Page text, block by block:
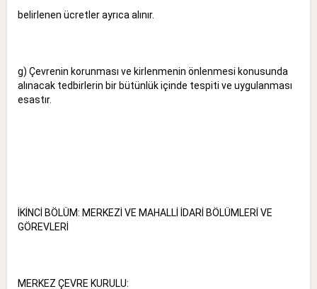
belirlenen ücretler ayrıca alınır.
g) Çevrenin korunması ve kirlenmenin önlenmesi konusunda
alınacak tedbirlerin bir bütünlük içinde tespiti ve uygulanması
esastır.
İKİNCİ BÖLÜM: MERKEZİ VE MAHALLİ İDARİ BÖLÜMLERİ VE
GÖREVLERİ
MERKEZ ÇEVRE KURULU: